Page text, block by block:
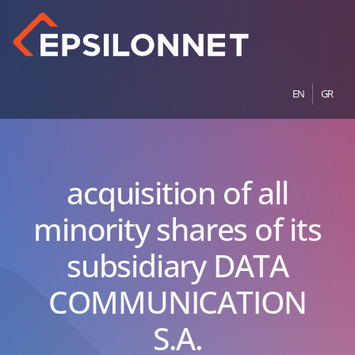
EN GR
acquisition of all
minority shares of its
subsidiary DATA
COMMUNICATION
S.A.